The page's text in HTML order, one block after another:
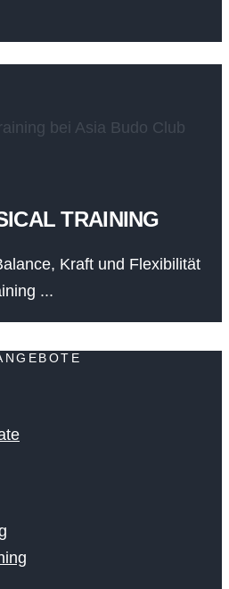
TRAINING
Kraft und Flexibilität
...